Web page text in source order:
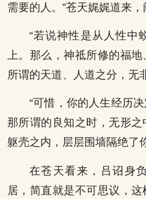
需要的人。”苍天娓娓道来，
“若说神性是从人性中
上。那么，神祗所修的福
所谓的天道、人道之分，无
“可惜，你的人生经历
那所谓的良知之时，无形
躯壳之内，层层围墙隔绝了
在苍天看来，吕诏身
居，简直就是不可思议，